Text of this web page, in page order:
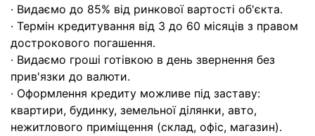
· Видаємо до 85% від ринкової вартості об'єкта.
· Термін кредитування від 3 до 60 місяців з правом
дострокового погашення.
· Видаємо гроші готівкою в день звернення без
прив'язки до валюти.
· Оформлення кредиту можливе під заставу:
квартири, будинку, земельної ділянки, авто,
нежитлового приміщення (склад, офіс, магазин).